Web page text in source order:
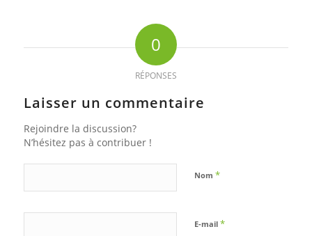
0
RÉPONSES
Laisser un commentaire
Rejoindre la discussion?
N’hésitez pas à contribuer !
Nom *
E-mail *